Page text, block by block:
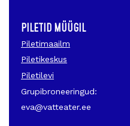
PILETID MÜÜGIL
Piletimaailm
Piletikeskus
Piletilevi
Grupibroneeringud:
eva@vatteater.ee